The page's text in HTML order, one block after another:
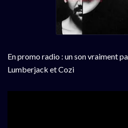
En promo radio : un son vraiment
Lumberjack et Cozi